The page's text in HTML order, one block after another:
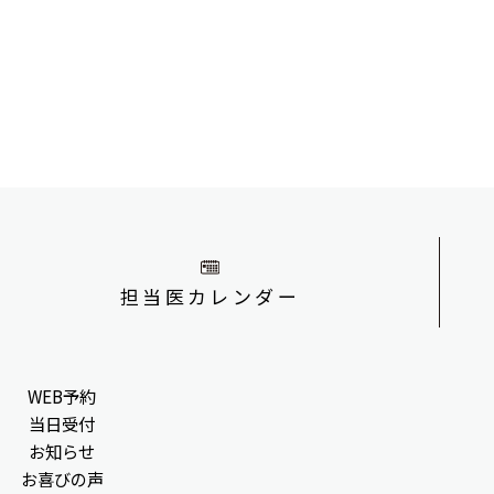
担当医カレンダー
WEB予約
当日受付
お知らせ
お喜びの声